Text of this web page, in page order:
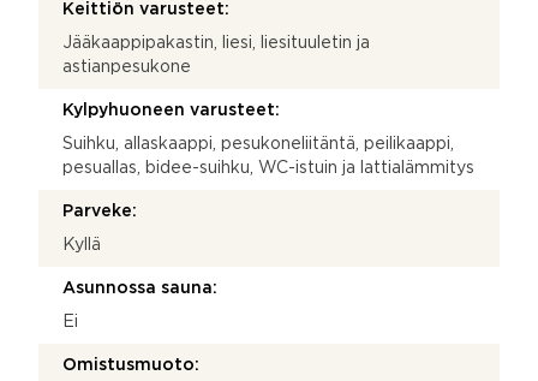
Keittiön varusteet:
Jääkaappipakastin, liesi, liesituuletin ja
astianpesukone
Kylpyhuoneen varusteet:
Suihku, allaskaappi, pesukoneliitäntä, peilikaappi,
pesuallas, bidee-suihku, WC-istuin ja lattialämmitys
Parveke:
Kyllä
Asunnossa sauna:
Ei
Omistusmuoto: